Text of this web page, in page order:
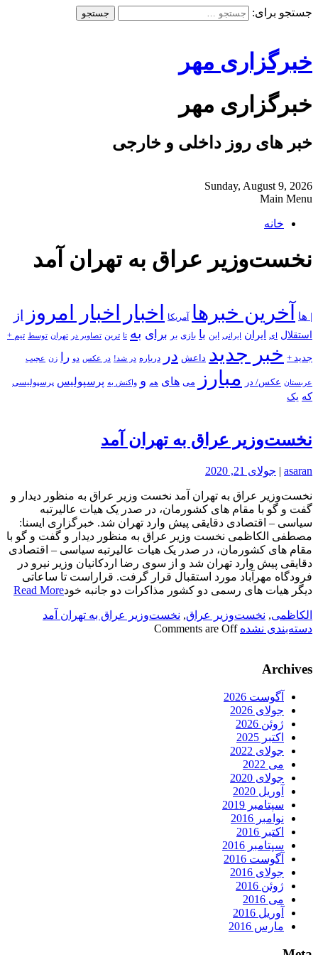
جستجو برای:
خبرگزاری مهر
خبرگزاری مهر
خبر های روز داخلی و خارجی
Sunday, August 9, 2026
Main Menu
خانه
نخست‌وزیر عراق به تهران آمد
| ها آخرین خبرها آمریکا اخبار اخبار امروز از
استقلال ای ایران ایرانی این با بازی بر برای به تا ترین تصاویر در تهران توسط تیم +
جدید + خبر جدید داعش در درباره در شد! در عکس دو را زن عجیب
عربستان عکس/ در مبارز می های هم و واکنش به پرسپولیس پرسپولیسی
که یک
نخست‌وزیر عراق به تهران آمد
asaran
| جولای 21, 2020
نخست‌وزیر عراق به تهران آمد نخست وزیر عراق به منظور دیدار و
گفت و گو با مقام های کشورمان، در صدر یک هیات عالیرتبه
سیاسی – اقتصادی دقایقی پیش وارد تهران شد. خبرگزاری ایسنا:
مصطفی الکاظمی نخست وزیر عراق به منظور دیدار و گفت و گو با
مقام های کشورمان، در صدر یک هیات عالیرتبه سیاسی – اقتصادی
دقایقی پیش وارد تهران شد و از سوی رضا اردکانیان وزیر نیرو در
فرودگاه مهرآباد مورد استقبال قرار گرفت. قراراست تا ساعاتی
دیگر هیات های رسمی دو کشور مذاکرات دو جانبه خودRead More
الکاظمی, نخست‌وزیر عراق, نخست‌وزیر عراق به تهران آمد
دسته‌بندی نشده Comments are Off
Archives
آگوست 2026
جولای 2026
ژوئن 2026
اکتبر 2025
جولای 2022
می 2022
جولای 2020
آوریل 2020
سپتامبر 2019
نوامبر 2016
اکتبر 2016
سپتامبر 2016
آگوست 2016
جولای 2016
ژوئن 2016
می 2016
آوریل 2016
مارس 2016